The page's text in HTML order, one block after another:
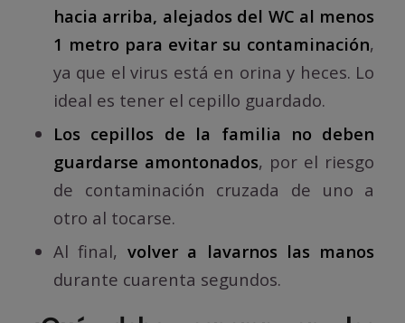
hacia arriba, alejados del WC al menos
1 metro para evitar su contaminación,
ya que el virus está en orina y heces. Lo
ideal es tener el cepillo guardado.
Los cepillos de la familia no deben
guardarse amontonados, por el riesgo
de contaminación cruzada de uno a
otro al tocarse.
Al final, volver a lavarnos las manos
durante cuarenta segundos.